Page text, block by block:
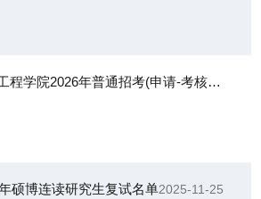
河北工业大学电气工程学院2026年普通招考(申请-考核制)博士研究生招生工作细则
硕博连读研究生复试名单2025-11-25